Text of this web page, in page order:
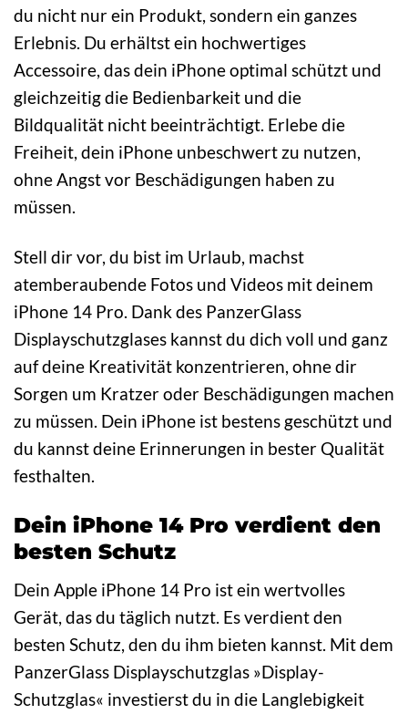
du nicht nur ein Produkt, sondern ein ganzes
Erlebnis. Du erhältst ein hochwertiges
Accessoire, das dein iPhone optimal schützt und
gleichzeitig die Bedienbarkeit und die
Bildqualität nicht beeinträchtigt. Erlebe die
Freiheit, dein iPhone unbeschwert zu nutzen,
ohne Angst vor Beschädigungen haben zu
müssen.
Stell dir vor, du bist im Urlaub, machst
atemberaubende Fotos und Videos mit deinem
iPhone 14 Pro. Dank des PanzerGlass
Displayschutzglases kannst du dich voll und ganz
auf deine Kreativität konzentrieren, ohne dir
Sorgen um Kratzer oder Beschädigungen machen
zu müssen. Dein iPhone ist bestens geschützt und
du kannst deine Erinnerungen in bester Qualität
festhalten.
Dein iPhone 14 Pro verdient den
besten Schutz
Dein Apple iPhone 14 Pro ist ein wertvolles
Gerät, das du täglich nutzt. Es verdient den
besten Schutz, den du ihm bieten kannst. Mit dem
PanzerGlass Displayschutzglas »Display-
Schutzglas« investierst du in die Langlebigkeit